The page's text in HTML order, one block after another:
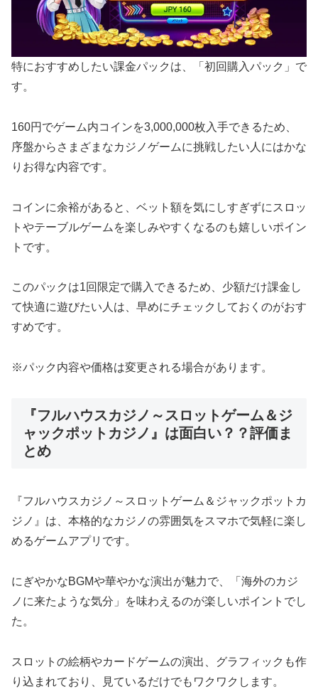
特におすすめしたい課金パックは、「初回購入パック」で
す。
160円でゲーム内コインを3,000,000枚入手できるため、
序盤からさまざまなカジノゲームに挑戦したい人にはかな
りお得な内容です。
コインに余裕があると、ベット額を気にしすぎずにスロッ
トやテーブルゲームを楽しみやすくなるのも嬉しいポイン
トです。
このパックは1回限定で購入できるため、少額だけ課金し
て快適に遊びたい人は、早めにチェックしておくのがおす
すめです。
※パック内容や価格は変更される場合があります。
『フルハウスカジノ～スロットゲーム＆ジ
ャックポットカジノ』は面白い？？評価ま
とめ
『フルハウスカジノ～スロットゲーム＆ジャックポットカ
ジノ』は、本格的なカジノの雰囲気をスマホで気軽に楽し
めるゲームアプリです。
にぎやかなBGMや華やかな演出が魅力で、「海外のカジ
ノに来たような気分」を味わえるのが楽しいポイントでし
た。
スロットの絵柄やカードゲームの演出、グラフィックも作
り込まれており、見ているだけでもワクワクします。